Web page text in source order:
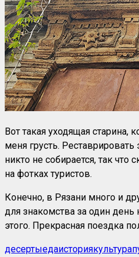
Вот такая уходящая старина,
меня грусть.
никто не собирается, так что
на фотках туристов.
Конечно, в Рязани много и
для знакомства за один
этого. Прекрасная поездка
десертыедаисториякультура